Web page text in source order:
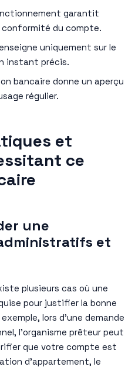
garantit
du compte.
uniquement sur le
instant précis.
bancaire donne un aperçu
régulier.
et
ce
une
et
plusieurs cas où une
pour justifier la bonne
lors d’une demande
l’organisme prêteur peut
que votre compte est
d’appartement, le